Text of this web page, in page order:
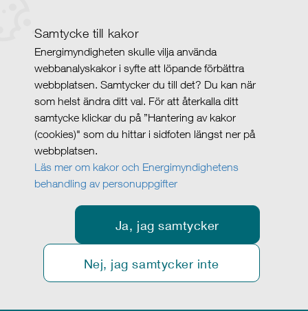
Samtycke till kakor
Energimyndigheten skulle vilja använda
webbanalyskakor i syfte att löpande förbättra
webbplatsen. Samtycker du till det? Du kan när
som helst ändra ditt val. För att återkalla ditt
samtycke klickar du på ”Hantering av kakor
(cookies)" som du hittar i sidfoten längst ner på
webbplatsen.
Läs mer om kakor och Energimyndighetens
behandling av personuppgifter
Ja, jag samtycker
Nej, jag samtycker inte